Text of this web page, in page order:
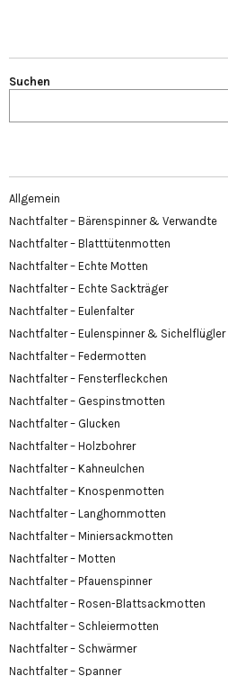
Suchen
Allgemein
Nachtfalter – Bärenspinner & Verwandte
Nachtfalter – Blatttütenmotten
Nachtfalter – Echte Motten
Nachtfalter – Echte Sackträger
Nachtfalter – Eulenfalter
Nachtfalter – Eulenspinner & Sichelflügler
Nachtfalter – Federmotten
Nachtfalter – Fensterfleckchen
Nachtfalter – Gespinstmotten
Nachtfalter – Glucken
Nachtfalter – Holzbohrer
Nachtfalter – Kahneulchen
Nachtfalter – Knospenmotten
Nachtfalter – Langhornmotten
Nachtfalter – Miniersackmotten
Nachtfalter – Motten
Nachtfalter – Pfauenspinner
Nachtfalter – Rosen-Blattsackmotten
Nachtfalter – Schleiermotten
Nachtfalter – Schwärmer
Nachtfalter – Spanner